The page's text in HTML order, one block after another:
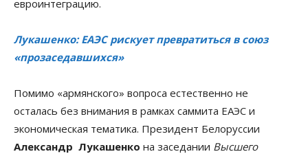
евроинтеграцию.
Лукашенко: ЕАЭС рискует превратиться в союз
«прозаседавшихся»
Помимо «армянского» вопроса естественно не
осталась без внимания в рамках саммита ЕАЭС и
экономическая тематика. Президент Белоруссии
Александр Лукашенко на заседании Высшего